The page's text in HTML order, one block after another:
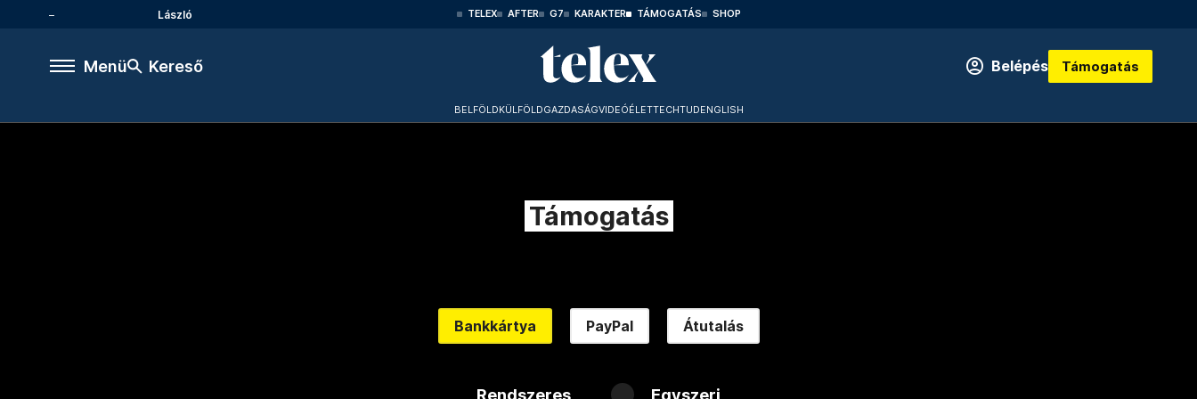
László TELEX AFTER G7 KARAKTER TÁMOGATÁS SHOP
Menü Kereső Belépés Támogatás
BELFÖLDKÜLFÖLDGAZDASÁGVIDEÓÉLETTECHTUDENGLISH
Támogatás
Bankkártya PayPal Átutalás
Rendszeres Egyszeri